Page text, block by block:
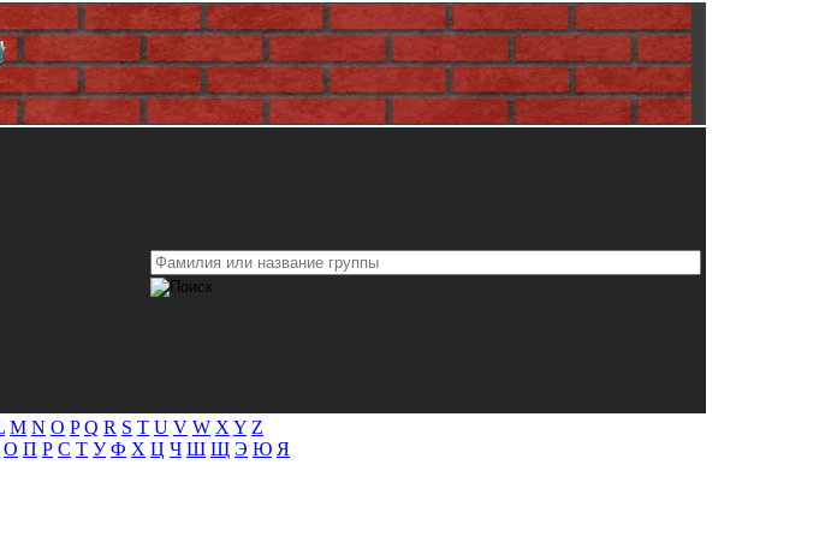
M N O P Q R S T U V W X Y Z
О П Р С Т У Ф Х Ц Ч Ш Щ Э Ю Я